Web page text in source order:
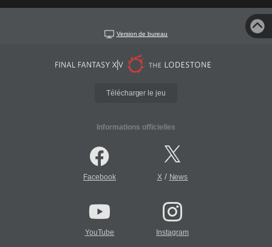
Version de bureau
Télécharger le jeu
Informations officielles
Facebook X/ News
YouTube Instagram